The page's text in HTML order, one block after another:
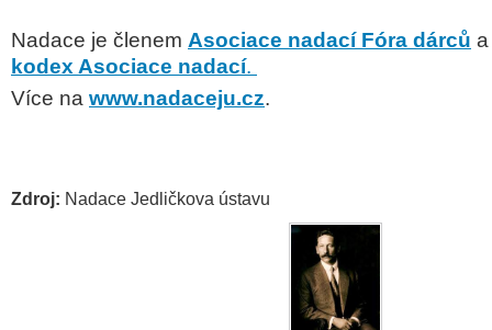
Nadace je členem Asociace nadací Fóra dárců
kodex Asociace nadací.
Více na www.nadaceju.cz.
Zdroj: Nadace Jedličkova ústavu